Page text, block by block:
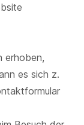
erhoben,
es sich z.